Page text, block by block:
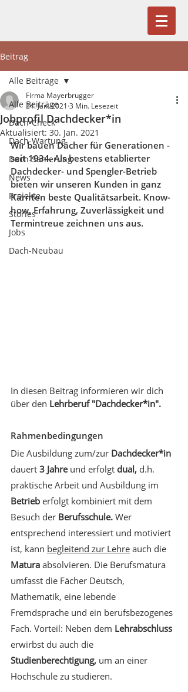
Beitrag
Alle Beiträge
Dach-Check
Dach-Wartung
Dach-Sanierung
News
Projekte
Stories
Jobs
Dach-Neubau
Alle Beiträge
Jobprofil Dachdecker*in
Firma Mayerbrugger
24. Jan. 2021 3 Min. Lesezeit
Aktualisiert: 30. Jan. 2021
Wir bauen Dächer für Generationen -
seit 1934. Als bestens etablierter
Dachdecker- und Spengler-Betrieb
bieten wir unseren Kunden in ganz
Kärnten beste Qualitätsarbeit. Know-
how, Erfahrung, Zuverlässigkeit und
Termintreue zeichnen uns aus.
In diesen Beitrag informieren wir dich
über den Lehrberuf "Dachdecker*in".
Rahmenbedingungen
Die Ausbildung zum/zur Dachdecker*in
dauert 3 Jahre und erfolgt dual, d.h.
praktische Arbeit und Ausbildung im
Betrieb erfolgt kombiniert mit dem
Besuch der Berufsschule. Wer
entsprechend interessiert und motiviert
ist, kann begleitend zur Lehre auch die
Matura absolvieren. Die Berufsmatura
umfasst die Fächer Deutsch,
Mathematik, eine lebende
Fremdsprache und ein berufsbezogenes
Fach. Vorteil: Neben dem Lehrabschluss
erwirbst du auch die
Studienberechtigung, um an einer
Hochschule zu studieren.